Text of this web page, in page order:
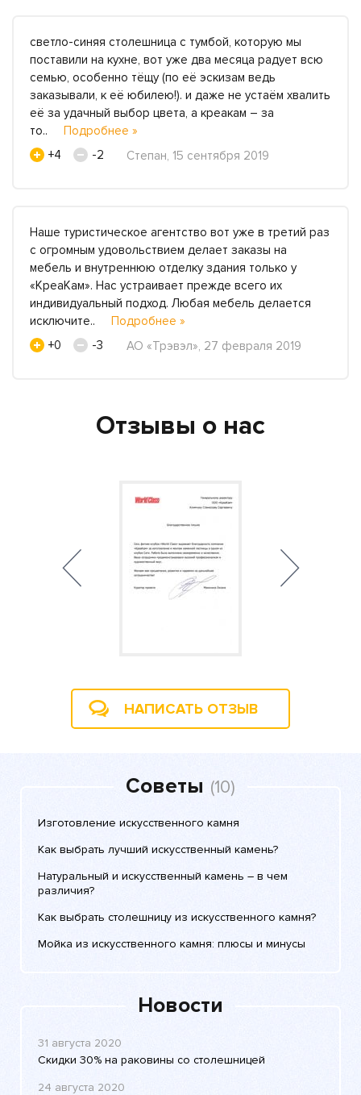
светло-синяя столешница с тумбой, которую мы
поставили на кухне, вот уже два месяца радует всю
семью, особенно тёщу (по её эскизам ведь
заказывали, к её юбилею!). и даже не устаём хвалить
её за удачный выбор цвета, а креакам – за
то.. Подробнее »
+4
-2 Степан, 15 сентября 2019
Наше туристическое агентство вот уже в третий раз
с огромным удовольствием делает заказы на
мебель и внутреннюю отделку здания только у
«КреаКам». Нас устраивает прежде всего их
индивидуальный подход. Любая мебель делается
исключите.. Подробнее »
+0
-3 АО «Трэвэл», 27 февраля 2019
Отзывы о нас
НАПИСАТЬ ОТЗЫВ
Советы (10)
Изготовление искусственного камня
Как выбрать лучший искусственный камень?
Натуральный и искусственный камень – в чем
различия?
Как выбрать столешницу из искусственного камня?
Мойка из искусственного камня: плюсы и минусы
Новости
31 августа 2020
Скидки 30% на раковины со столешницей
24 августа 2020